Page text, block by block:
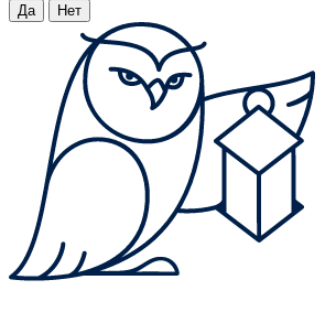
Да Нет